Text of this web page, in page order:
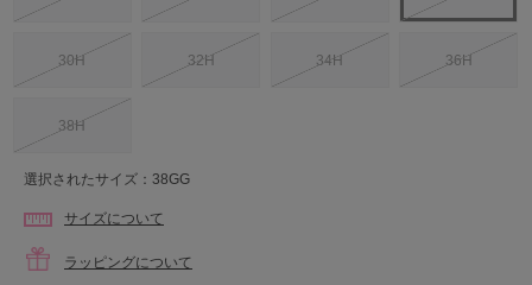
30H 32H 34H 36H
38H
選択されたサイズ：38GG
サイズについて
ラッピングについて